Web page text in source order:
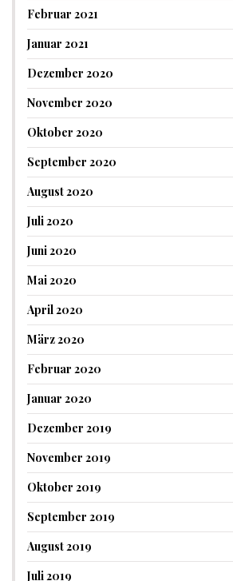
Februar 2021
Januar 2021
Dezember 2020
November 2020
Oktober 2020
September 2020
August 2020
Juli 2020
Juni 2020
Mai 2020
April 2020
März 2020
Februar 2020
Januar 2020
Dezember 2019
November 2019
Oktober 2019
September 2019
August 2019
Juli 2019